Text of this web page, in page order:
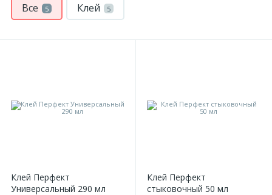
Все 5 Клей 5
Клей Перфект
Универсальный 290 мл
Клей Перфект
стыковочный 50 мл